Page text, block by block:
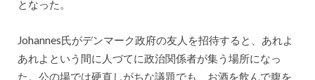
となった。
Johannes氏がデンマーク政府の友人を招待すると、あれよ
あれよという間に人づてに政治関係者が集う場所になっ
た。公の場では硬直しがちな議題でも、お酒を飲んで腹を